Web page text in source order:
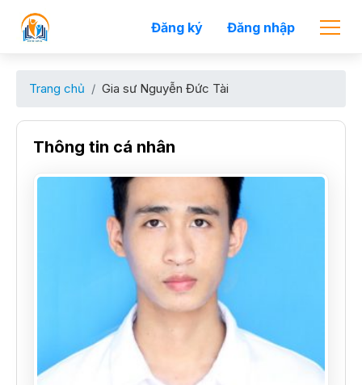
Đăng ký Đăng nhập
Trang chủ Gia sư Nguyễn Đức Tài
Thông tin cá nhân